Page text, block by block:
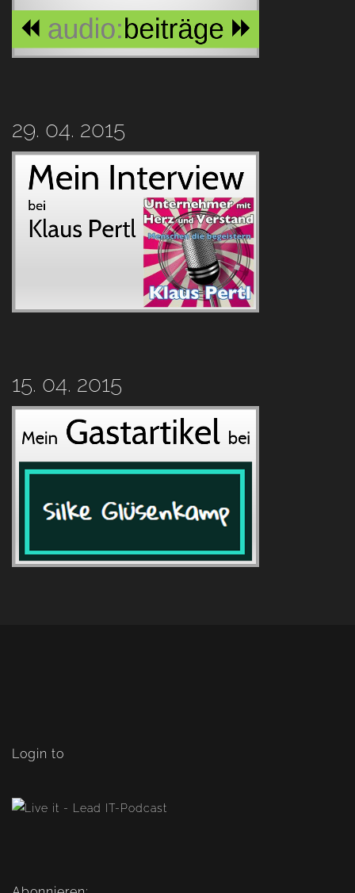
29. 04. 2015
15. 04. 2015
Login to